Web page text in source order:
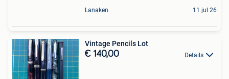
Lanaken 11 jul 26
Vintage Pencils Lot
€ 140,00 Details